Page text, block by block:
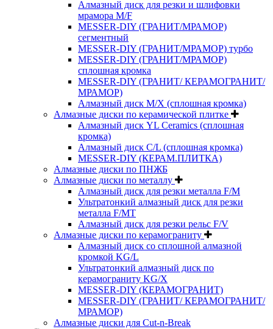
Алмазный диск для резки и шлифовки
мрамора M/F
MESSER-DIY (ГРАНИТ/МРАМОР)
сегментный
MESSER-DIY (ГРАНИТ/МРАМОР) турбо
MESSER-DIY (ГРАНИТ/МРАМОР)
сплошная кромка
MESSER-DIY (ГРАНИТ/ КЕРАМОГРАНИТ/
МРАМОР)
Алмазный диск M/X (сплошная кромка)
Алмазные диски по керамической плитке
Алмазный диск YL Ceramics (сплошная
кромка)
Алмазный диск C/L (сплошная кромка)
MESSER-DIY (КЕРАМ.ПЛИТКА)
Алмазные диски по ПНЖБ
Алмазные диски по металлу
Алмазный диск для резки металла F/M
Ультратонкий алмазный диск для резки
металла F/MT
Алмазный диск для резки рельс F/V
Алмазные диски по керамограниту
Алмазный диск со сплошной алмазной
кромкой KG/L
Ультратонкий алмазный диск по
керамограниту KG/X
MESSER-DIY (КЕРАМОГРАНИТ)
MESSER-DIY (ГРАНИТ/ КЕРАМОГРАНИТ/
МРАМОР)
Алмазные диски для Cut-n-Break